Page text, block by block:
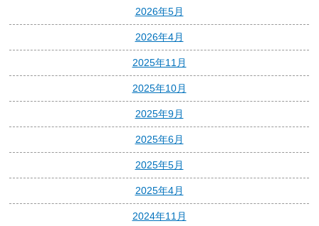
2026年5月
2026年4月
2025年11月
2025年10月
2025年9月
2025年6月
2025年5月
2025年4月
2024年11月